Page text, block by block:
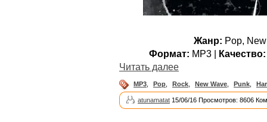
Жанр: Pop,
Формат: MP3 | Качество:
Читать далее
MP3 Pop Rock New Wave Punk
atunamatat 15/06/16 Просмотров: 8606